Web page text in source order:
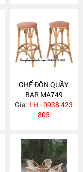
GHẾ ĐÔN QUẦY
BAR MA749
Giá: LH - 0938 423
805